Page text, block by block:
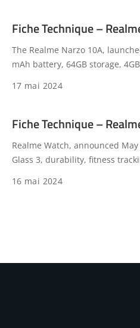
Fiche Technique –
The Realme Narzo 10A,
mAh battery, 64GB storage, 4GB
17 mai 2024
Fiche Technique –
Realme Watch, announced
Glass 3, durability, fitness
16 mai 2024